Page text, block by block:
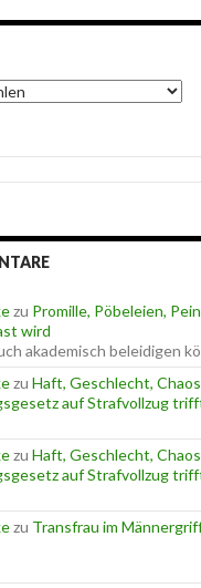
zu Promille, Pöbeleien,
wird
akademisch beleidigen
zu Haft, Geschlecht,
auf Strafvollzug
zu Haft, Geschlecht,
auf Strafvollzug
zu Transfrau im